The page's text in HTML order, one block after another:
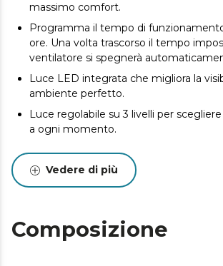
massimo comfort.
Programma il tempo di
ore. Una volta trascorso il tempo
ventilatore si spegnerà
Luce LED integrata che migliora la
ambiente perfetto.
Luce regolabile su 3 livelli per
a ogni momento.
Vedere di più
Composizione